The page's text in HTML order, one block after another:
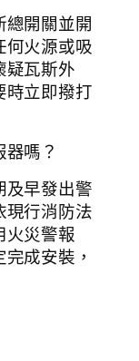
開關並開
何火源或吸
疑瓦斯外
時立即撥打
嗎？
及早發出警
現行消防法
火災警報
成安裝，